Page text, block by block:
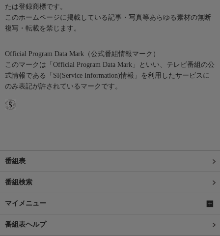
たは登録商標です。
このホームページに掲載している記事・写真等あらゆる素材の無断
複写・転載を禁じます。
Official Program Data Mark（公式番組情報マーク）
このマークは「Official Program Data Mark」といい、テレビ番組の公
式情報である「SI(Service Information)情報」を利用したサービスに
のみ表記が許されているマークです。
番組表
番組検索
マイメニュー
番組表ヘルプ